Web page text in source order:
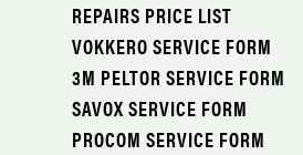
REPAIRS PRICE LIST
VOKKERO SERVICE FORM
3M PELTOR SERVICE FORM
SAVOX SERVICE FORM
PROCOM SERVICE FORM